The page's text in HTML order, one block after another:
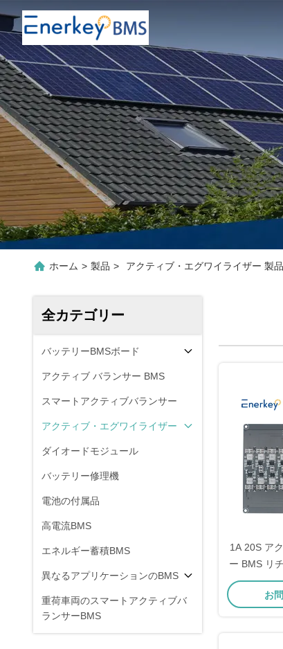
ホーム > 製品 > アクティブ・エグワイライザー 製
全カテゴリー
バッテリーBMSボード
アクティブ バランサー BMS
スマートアクティブバランサー
アクティブ・エグワイライザー
ダイオードモジュール
バッテリー修理機
電池の付属品
高電流BMS
エネルギー蓄積BMS
異なるアプリケーションのBMS
重荷車両のスマートアクティブバ
ランサーBMS
1A 20S ア
ー BMS リ
4 スクー
お